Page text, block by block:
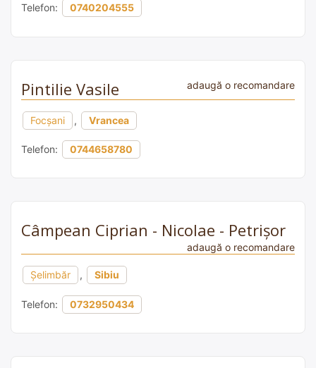
Telefon: 0740204555
Pintilie Vasile adaugă o recomandare
Focșani , Vrancea
Telefon: 0744658780
Câmpean Ciprian - Nicolae - Petrişor
adaugă o recomandare
Şelimbăr , Sibiu
Telefon: 0732950434